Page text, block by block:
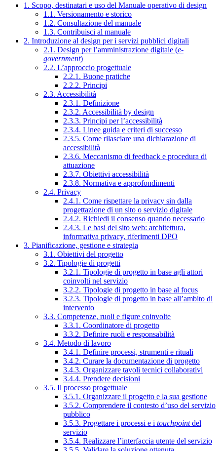
1. Scopo, destinatari e uso del Manuale operativo di design
1.1. Versionamento e storico
1.2. Consultazione del manuale
1.3. Contribuisci al manuale
2. Introduzione al design per i servizi pubblici digitali
2.1. Design per l’amministrazione digitale (e-
government)
2.2. L’approccio progettuale
2.2.1. Buone pratiche
2.2.2. Principi
2.3. Accessibilità
2.3.1. Definizione
2.3.2. Accessibilità by design
2.3.3. Principi per l’accessibilità
2.3.4. Linee guida e criteri di successo
2.3.5. Come rilasciare una dichiarazione di
accessibilità
2.3.6. Meccanismo di feedback e procedura di
attuazione
2.3.7. Obiettivi accessibilità
2.3.8. Normativa e approfondimenti
2.4. Privacy
2.4.1. Come rispettare la privacy sin dalla
progettazione di un sito o servizio digitale
2.4.2. Richiedi il consenso quando necessario
2.4.3. Le basi del sito web: architettura,
informativa privacy, riferimenti DPO
3. Pianificazione, gestione e strategia
3.1. Obiettivi del progetto
3.2. Tipologie di progetti
3.2.1. Tipologie di progetto in base agli attori
coinvolti nel servizio
3.2.2. Tipologie di progetto in base al focus
3.2.3. Tipologie di progetto in base all’ambito di
intervento
3.3. Competenze, ruoli e figure coinvolte
3.3.1. Coordinatore di progetto
3.3.2. Definire ruoli e responsabilità
3.4. Metodo di lavoro
3.4.1. Definire processi, strumenti e rituali
3.4.2. Curare la documentazione di progetto
3.4.3. Organizzare tavoli tecnici collaborativi
3.4.4. Prendere decisioni
3.5. Il processo progettuale
3.5.1. Organizzare il progetto e la sua gestione
3.5.2. Comprendere il contesto d’uso del servizio
pubblico
3.5.3. Progettare i processi e i touchpointdel
servizio
3.5.4. Realizzare l’interfaccia utente del servizio